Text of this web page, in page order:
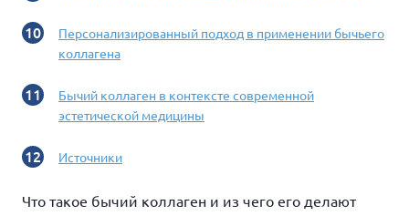
Персонализированный подход в применении бычьего
коллагена
Бычий коллаген в контексте современной
эстетической медицины
Источники
Что такое бычий коллаген и из чего его делают